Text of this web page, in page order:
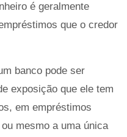
é geralmente
que o credor
banco pode ser
exposição que ele tem
em empréstimos
mesmo a uma única